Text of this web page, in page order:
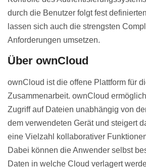
durch die Benutzer folgt fest
lassen sich auch die strengsten
Anforderungen umsetzen.
Über ownCloud
ownCloud ist die offene Plattform für
Zusammenarbeit. ownCloud
Zugriff auf Dateien unabhängig von
dem verwendeten Gerät und steigert
eine Vielzahl kollaborativer
Dabei können die Anwender selbst
Daten in welche Cloud verlagert